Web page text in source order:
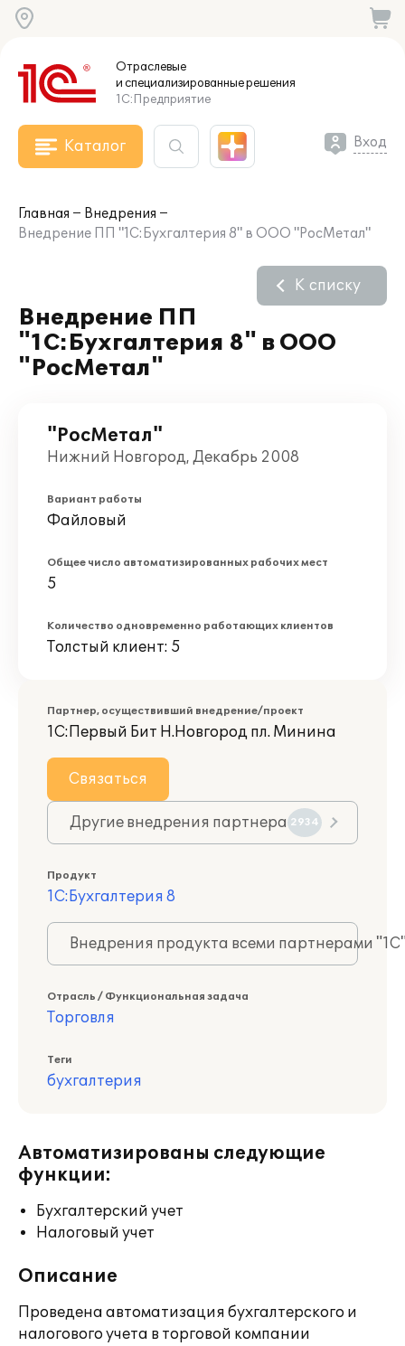
Отраслевые
и специализированныерешения
1С:Предприятие
Каталог Вход
Главная
Внедрения
Внедрение ПП "1С:Бухгалтерия 8" в ООО "РосМетал"
Внедрение ПП
"1С:Бухгалтерия 8" в ООО
"РосМетал"
К списку
"РосМетал"
Нижний Новгород, Декабрь 2008
Вариант работы
Файловый
Общее число автоматизированных рабочих мест
5
Количество одновременно работающих клиентов
Толстый клиент: 5
Партнер, осуществивший внедрение/проект
1С:Первый Бит Н.Новгород пл. Минина
Связаться
Другие внедрения партнера 2934
Продукт
1С:Бухгалтерия 8
Внедрения продукта всеми партнерами
Отрасль / Функциональная задача
Торговля
Теги
бухгалтерия
Автоматизированы следующие
функции:
Бухгалтерский учет
Налоговый учет
Описание
Проведена автоматизация бухгалтерского и
налогового учета в торговой компании